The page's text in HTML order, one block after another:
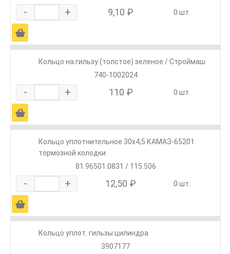
- + 9,10 ₽ 0 шт.
Ä
Кольцо на гильзу (толстое) зеленое / Строймаш
740-1002024
- + 110 ₽ 0 шт.
Ä
Кольцо уплотнительное 30х4,5 КАМАЗ-65201
тормозной колодки
81.96501.0831 / 115.506
- + 12,50 ₽ 0 шт.
Ä
Кольцо уплот. гильзы цилиндра
3907177